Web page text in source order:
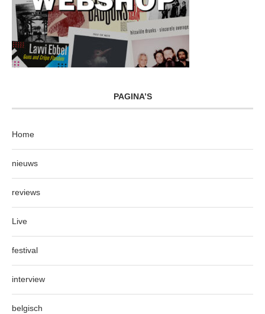
PAGINA’S
Home
nieuws
reviews
Live
festival
interview
belgisch